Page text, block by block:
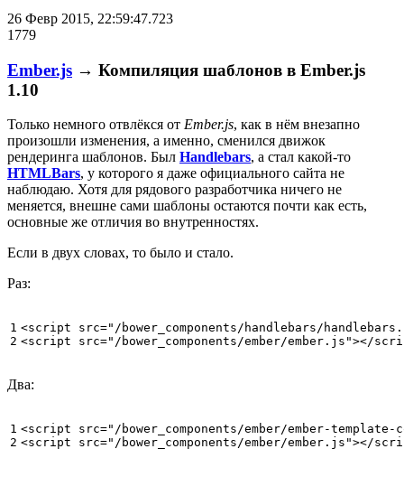
xelbot.ru
26 Февр 2015, 22:59:47.723
1779
Ember.js → Компиляция шаблонов в Ember.js
1.10
Только немного отвлёкся от Ember.js, как в нём внезапно
произошли изменения, а именно, сменился движок
рендеринга шаблонов. Был Handlebars, а стал какой-то
HTMLBars, у которого я даже официального сайта не
наблюдаю. Хотя для рядового разработчика ничего не
меняется, внешне сами шаблоны остаются почти как есть,
основные же отличия во внутренностях.
Если в двух словах, то было и стало.
Раз:
1
2
<script src="/bower_components/handlebars/
<script src="/bower_components/ember/ember.js"></
Два:
1
2
<script src="/bower_components/ember/ember-
<script src="/bower_components/ember/ember.js"></